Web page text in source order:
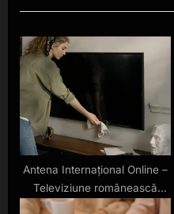
u
s
P
o
s
t
:
P
o
s
t
Antena Internațional Online –
Televiziune românească
pentru diaspora, fără